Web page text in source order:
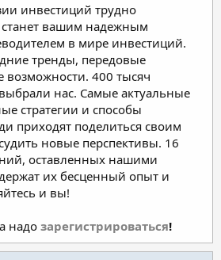
инвестиций трудно
станет вашим надежным
в мире инвестиций.
тренды, передовые
возможности. 400 тысяч
нас. Самые актуальные
стратегии и способы
приходят поделиться своим
новые перспективы. 16
оставленных нашими
их бесценный опыт и
и вы!
надо зарегистрироваться!